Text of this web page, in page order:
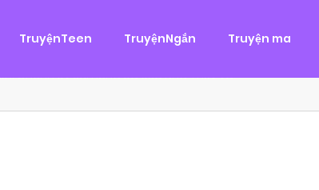
TruyệnTeen TruyệnNgắn Truyện ma
Tình Cảm
Hùng, một tên cướp biển chân chính. Cho đến một
Chánh Uy săn lùng ba của Nhã Thụy và...